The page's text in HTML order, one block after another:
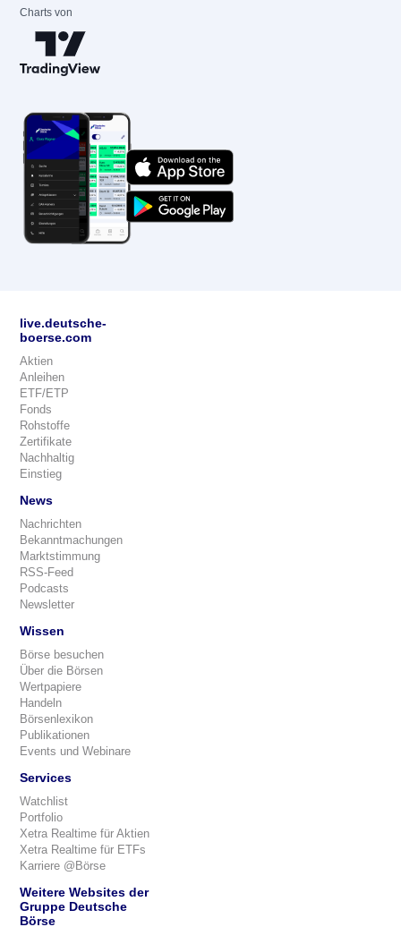
Charts von
live.deutsche-
boerse.com
Aktien
Anleihen
ETF/ETP
Fonds
Rohstoffe
Zertifikate
Nachhaltig
Einstieg
News
Nachrichten
Bekanntmachungen
Marktstimmung
RSS-Feed
Podcasts
Newsletter
Wissen
Börse besuchen
Über die Börsen
Wertpapiere
Handeln
Börsenlexikon
Publikationen
Events und Webinare
Services
Watchlist
Portfolio
Xetra Realtime für Aktien
Xetra Realtime für ETFs
Karriere @Börse
Weitere Websites der
Gruppe Deutsche
Börse